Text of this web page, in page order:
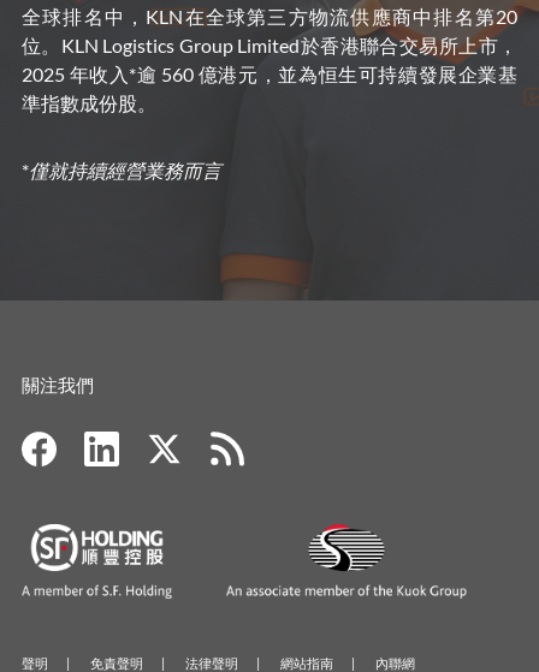
全球排名中，KLN在全球第三方物流供應商中排名第20
位。KLN Logistics Group Limited於香港聯合交易所上市，
2025 年收入*逾 560 億港元，並為恒生可持續發展企業基
準指數成份股。
*僅就持續經營業務而言
關注我們
聲明 免責聲明 法律聲明 網站指南 內聯網